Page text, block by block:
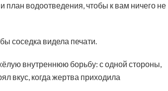
план водоотведения, чтобы к вам ничего не
соседка видела печати.
внутреннюю борьбу: с одной стороны,
вкус, когда жертва приходила